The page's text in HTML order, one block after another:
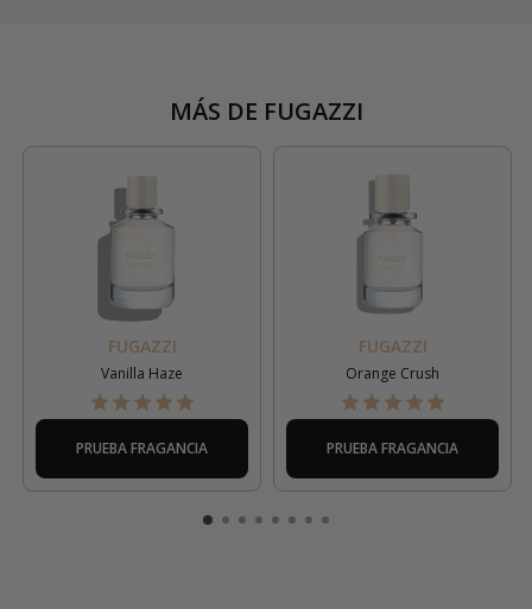
MÁS DE FUGAZZI
FUGAZZI
Vanilla Haze
PRUEBA FRAGANCIA
FUGAZZI
Orange Crush
PRUEBA FRAGANCIA